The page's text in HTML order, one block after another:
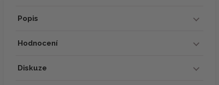
Popis
Hodnocení
Diskuze